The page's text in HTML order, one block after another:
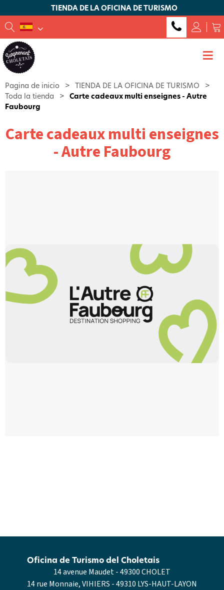
TIENDA DE LA OFICINA DE TURISMO
Pagina de inicio > TIENDA DE LA OFICINA DE TURISMO
>
Toda la tienda
> Carte cadeaux multi enseignes - Autre
Faubourg
Carte cadeaux multi enseignes
- Autre Faubourg
14 avenue Maudet - 49300 CHOLET
14 rue Monnaie, VIHIERS - 49310 LYS-HAUT-LAYON
Oficina de Turismo del Choletais